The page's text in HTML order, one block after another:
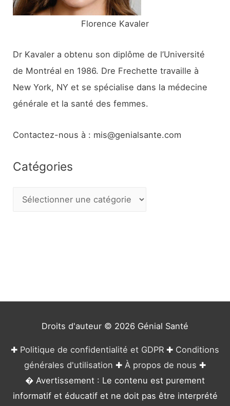
:
Florence Kavaler
Dr Kavaler a obtenu son diplôme de l’Université
de Montréal en 1986. Dre Frechette travaille à
New York, NY et se spécialise dans la médecine
générale et la santé des femmes.
Contactez-nous à : mis@genialsante.com
Catégories
Droits d'auteur © 2026 Génial Santé
✚ Politique de confidentialité et GDPR ✚ Conditions
générales d'utilisation ✚ À propos de nous ✚
� Avertissement : Le contenu est purement
informatif et éducatif et ne doit pas être interprété